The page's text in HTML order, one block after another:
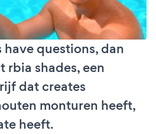
questions, dan
rbia shades, een
dat creates
monturen heeft,
heeft.